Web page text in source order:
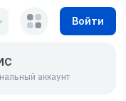
Войти
аккаунт